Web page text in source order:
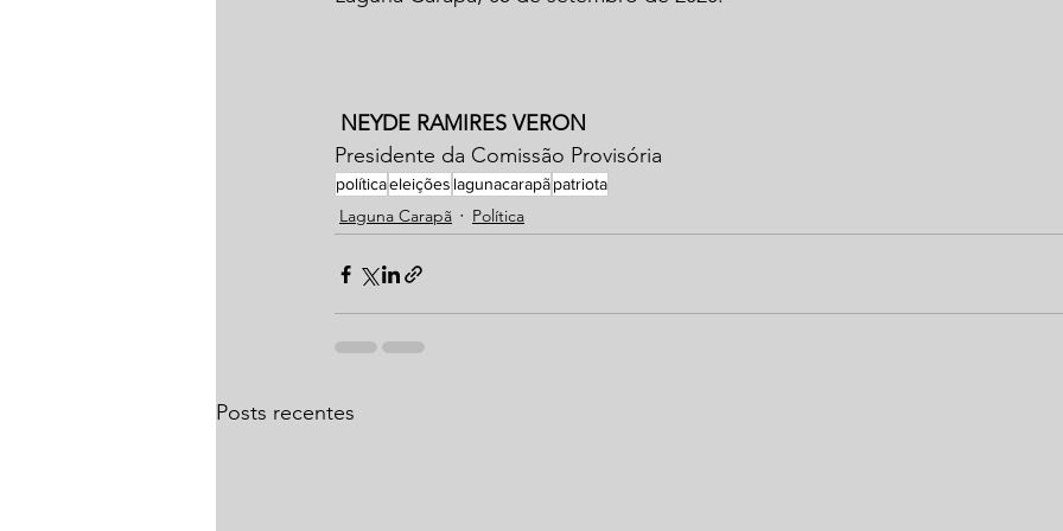
NEYDE RAMIRES VERON
Presidente da Comissão Provisória
políticaeleições lagunacarapãpatriota
Laguna Carapã Política
Posts recentes